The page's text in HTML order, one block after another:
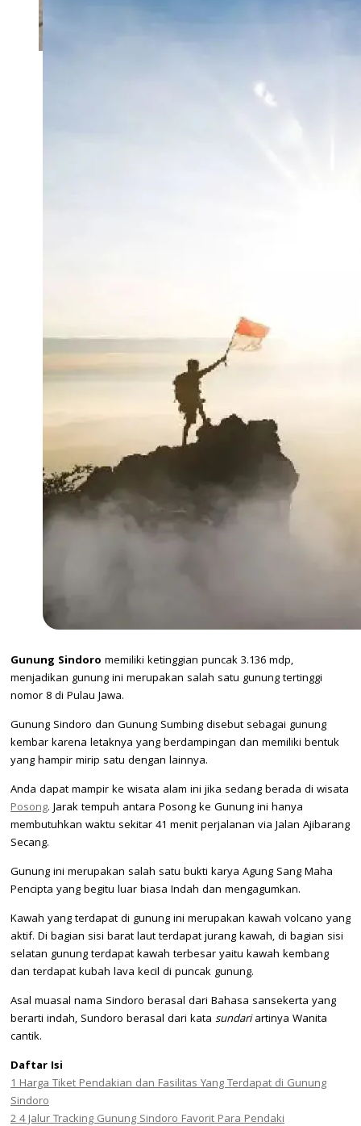
Gunung Sindoro memiliki ketinggian puncak 3.136 mdp,
menjadikan gunung ini merupakan salah satu gunung tertinggi
nomor 8 di Pulau Jawa.
Gunung Sindoro dan Gunung Sumbing disebut sebagai gunung
kembar karena letaknya yang berdampingan dan memiliki bentuk
yang hampir mirip satu dengan lainnya.
Anda dapat mampir ke wisata alam ini jika sedang berada di wisata
Posong. Jarak tempuh antara Posong ke Gunung ini hanya
membutuhkan waktu sekitar 41 menit perjalanan via Jalan Ajibarang
Secang.
Gunung ini merupakan salah satu bukti karya Agung Sang Maha
Pencipta yang begitu luar biasa Indah dan mengagumkan.
Kawah yang terdapat di gunung ini merupakan kawah volcano yang
aktif. Di bagian sisi barat laut terdapat jurang kawah, di bagian sisi
selatan gunung terdapat kawah terbesar yaitu kawah kembang
dan terdapat kubah lava kecil di puncak gunung.
Asal muasal nama Sindoro berasal dari Bahasa sansekerta yang
berarti indah, Sundoro berasal dari kata sundariartinya Wanita
cantik.
Daftar Isi
1Harga Tiket Pendakian dan Fasilitas Yang Terdapat di Gunung
Sindoro
24 Jalur Tracking Gunung Sindoro Favorit Para Pendaki